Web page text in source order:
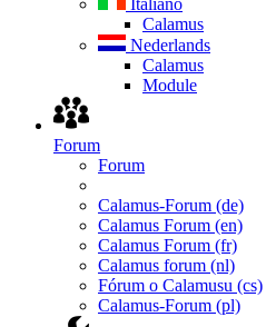
Italiano
Calamus
Nederlands
Calamus
Module
Forum
Forum
Calamus-Forum (de)
Calamus Forum (en)
Calamus Forum (fr)
Calamus forum (nl)
Fórum o Calamusu (cs)
Calamus-Forum (pl)